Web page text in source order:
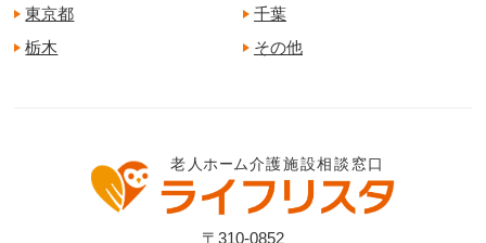
東京都
千葉
栃木
その他
〒310-0852